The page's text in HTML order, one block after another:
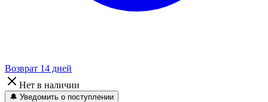
Возврат 14 дней
Нет в наличии
🔔 Уведомить о поступлении